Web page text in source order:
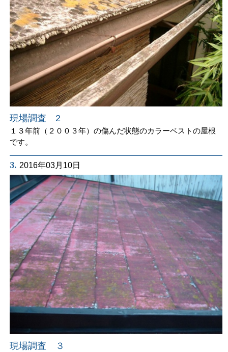
現場調査 2
１３年前（２００３年）の傷んだ状態のカラーベストの屋根
です。
3. 2016年03月10日
現場調査 ３